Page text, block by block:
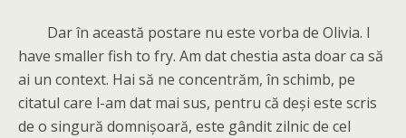
Dar în această postare nu este vorba de Olivia. I
have smaller fish to fry. Am dat chestia asta doar ca să
ai un context. Hai să ne concentrăm, în schimb, pe
citatul care l-am dat mai sus, pentru că deși este scris
de o singură domnișoară, este gândit zilnic de cel